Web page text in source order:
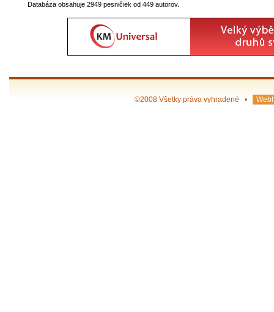
Databáza obsahuje 2949 pesničiek od 449 autorov.
©2008 Všetky práva vyhradené •